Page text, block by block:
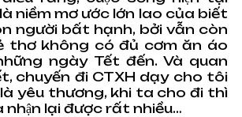
niềm mơ ước lớn lao của biết
người bất hạnh, bởi vẫn còn
thơ không có đủ cơm ăn áo
ngày Tết đến. Và quan
chuyến đi CTXH dạy cho tôi
yêu thương, khi ta cho đi thì
nhận lại được rất nhiều…